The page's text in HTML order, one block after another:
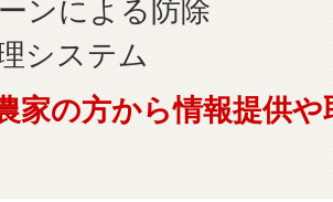
ンによる防除
システム
家の方から情報提供